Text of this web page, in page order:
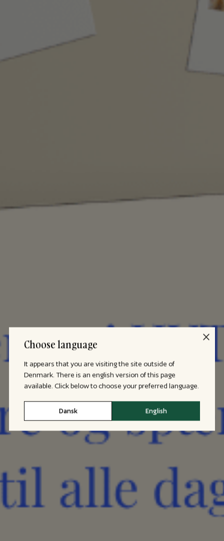
Choose language
It appears that you are visiting the site outside of
Denmark. There is an english version of this page
available. Click below to choose your preferred language.
Dansk English